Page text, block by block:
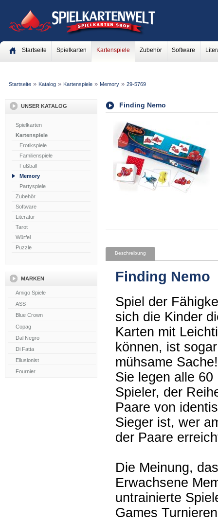
Startseite Spielkarten Kartenspiele Zubehör Software
Startseite » Katalog » Kartenspiele » Memory » 29-5769
UNSER KATALOG
Spielkarten
Kartenspiele
Erotikspiele
Familienspiele
Fußball
Memory
Partyspiele
Zubehör
Software
Literatur
Tarot
Würfel
Puzzle
MARKEN
Finding Nemo
Beschreibung
Finding Nemo
Spiel der
sich die Kinder
Karten mit
können, ist
mühsame Sache!
Sie legen alle
Spieler, der
Paare von
Sieger ist, wer
der Paare
Die Meinung,
Erwachsene
untrainierte
Games